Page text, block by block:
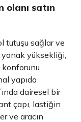
olanı satın
tutuşu sağlar ve
yanak yüksekliği,
konforunu
yapıda
dairesel bir
çapı, lastiğin
ve aracın